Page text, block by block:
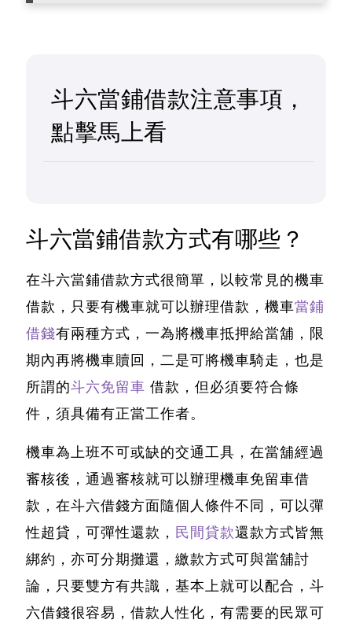
斗六當鋪借款注意事項，
點擊馬上看
斗六當鋪借款方式有哪些？
在斗六當鋪借款方式很簡單，以較常見的機車
借款，只要有機車就可以辦理借款，機車當鋪
借錢有兩種方式，一為將機車抵押給當舖，限
期內再將機車贖回，二是可將機車騎走，也是
所謂的斗六免留車 借款，但必須要符合條
件，須具備有正當工作者。
機車為上班不可或缺的交通工具，在當舖經過
審核後，通過審核就可以辦理機車免留車借
款， 在斗六借錢方面隨個人條件不同 ，可以彈
性超貸，可彈性還款， 民間貸款還款方式皆無
綁約，亦可分期攤還，繳款方式可與當舖討
論，只要雙方有共識，基本上就可以配合， 斗
六借錢很容易，借款人性化，有需要的民眾可